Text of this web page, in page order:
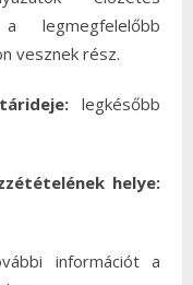
legmegfelelőbb
vesznek rész.
legkésőbb
helye:
információt a